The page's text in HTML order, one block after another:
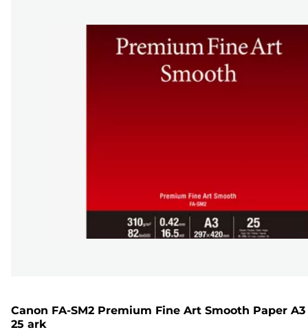
Canon FA-SM2 Premium Fine Art Smooth Paper A3
25 ark